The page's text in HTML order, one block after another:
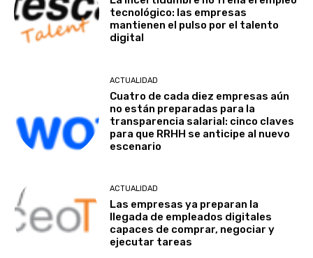
tecnológico: las empresas
mantienen el pulso por el talento
digital
ACTUALIDAD
Cuatro de cada diez empresas aún
no están preparadas para la
transparencia salarial: cinco claves
para que RRHH se anticipe al nuevo
escenario
ACTUALIDAD
Las empresas ya preparan la
llegada de empleados digitales
capaces de comprar, negociar y
ejecutar tareas